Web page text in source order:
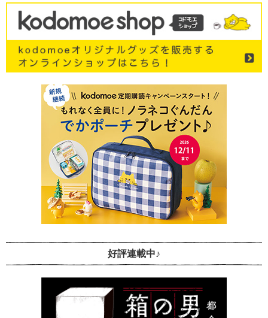
好評連載中♪